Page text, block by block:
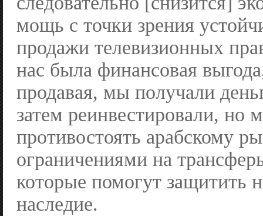
мощь с точки зрения
продажи телевизионных
нас была финансовая
продавая, мы получали
затем реинвестировали,
противостоять арабскому
ограничениями на
которые помогут защитить
наследие.